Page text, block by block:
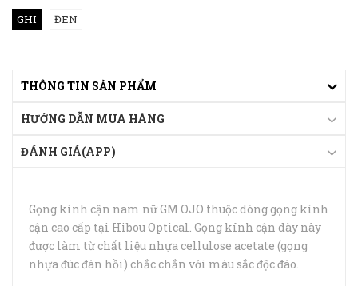
GHI ĐEN
THÔNG TIN SẢN PHẨM
HƯỚNG DẪN MUA HÀNG
ĐÁNH GIÁ(APP)
Gọng kính cận nam nữ GM OJO thuộc dòng gọng kính
cận cao cấp tại Hibou Optical. Gọng kính cận dày này
được làm từ chất liệu nhựa cellulose acetate (gọng
nhựa đúc đàn hồi) chắc chắn với màu sắc độc đáo.